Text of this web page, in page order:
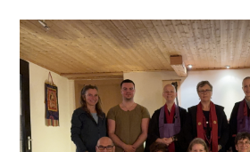
MEDIEN
KALENDER